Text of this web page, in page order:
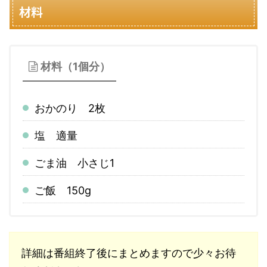
材料
材料（1個分）
おかのり 2枚
塩 適量
ごま油 小さじ1
ご飯 150g
詳細は番組終了後にまとめますので少々お待